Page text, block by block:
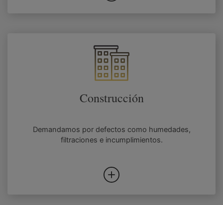
Construcción
Demandamos por defectos como humedades,
filtraciones e incumplimientos.